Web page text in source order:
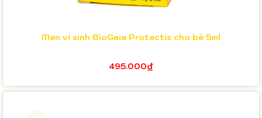
Men vi sinh BioGaia Protectis cho bé 5ml
495.000₫